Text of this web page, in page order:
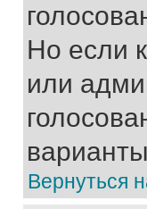
Но если
или
Вернуться